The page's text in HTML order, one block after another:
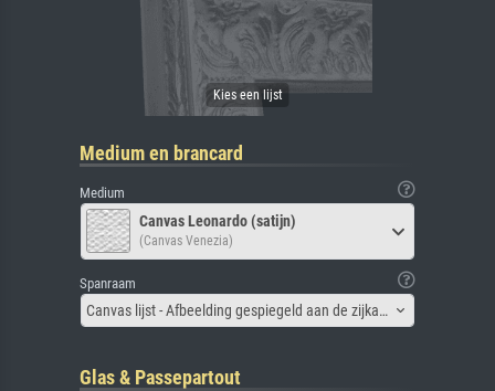
Medium en brancard
Medium
Canvas Leonardo (satijn)
(Canvas Venezia)
Spanraam
Canvas lijst - Afbeelding gespiegeld aan de zijkant
Glas & Passepartout